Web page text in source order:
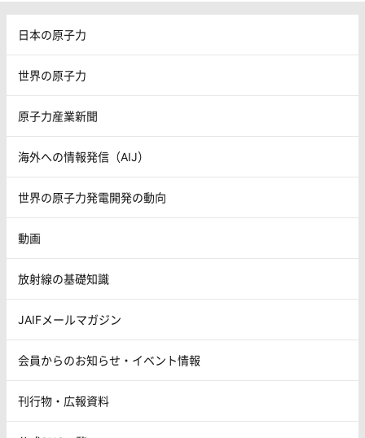
日本の原子力
世界の原子力
原子力産業新聞
海外への情報発信（AIJ）
世界の原子力発電開発の動向
動画
放射線の基礎知識
JAIFメールマガジン
会員からのお知らせ・イベント情報
刊行物・広報資料